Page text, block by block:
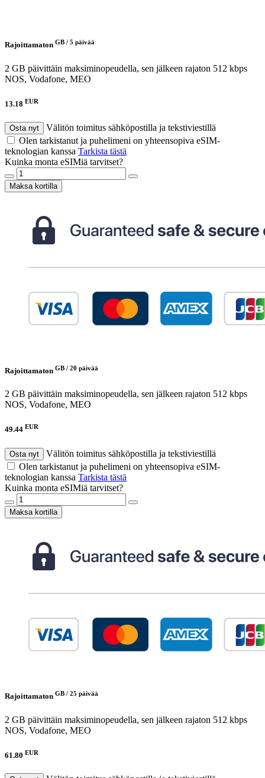
Rajoittamaton GB / 5 päivää
2 GB päivittäin maksiminopeudella, sen jälkeen rajaton 512 kbps
NOS, Vodafone, MEO
13.18 EUR
Osta nyt
Välitön toimitus sähköpostilla ja tekstiviestillä
Olen tarkistanut ja puhelimeni on yhteensopiva eSIM-
teknologian kanssa Tarkista tästä
Kuinka monta eSIMiä tarvitset?
Maksa kortilla
Rajoittamaton GB / 20 päivää
2 GB päivittäin maksiminopeudella, sen jälkeen rajaton 512 kbps
NOS, Vodafone, MEO
49.44 EUR
Osta nyt
Välitön toimitus sähköpostilla ja tekstiviestillä
Olen tarkistanut ja puhelimeni on yhteensopiva eSIM-
teknologian kanssa Tarkista tästä
Kuinka monta eSIMiä tarvitset?
Maksa kortilla
Rajoittamaton GB / 25 päivää
2 GB päivittäin maksiminopeudella, sen jälkeen rajaton 512 kbps
NOS, Vodafone, MEO
61.80 EUR